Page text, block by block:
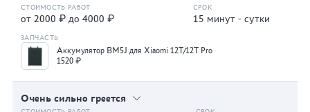
от 2000 ₽ до 4000 ₽ 15 минут - сутки
Аккумулятор BM5J для Xiaomi 12T/12T Pro
1520 ₽
Очень сильно греется